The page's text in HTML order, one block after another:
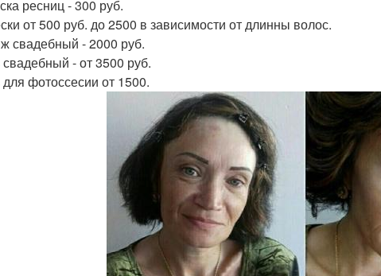
ресниц - 300 руб.
от 500 руб. до 2500 в зависимости от длинны волос.
свадебный - 2000 руб.
- от 3500 руб.
фотоссесии от 1500.